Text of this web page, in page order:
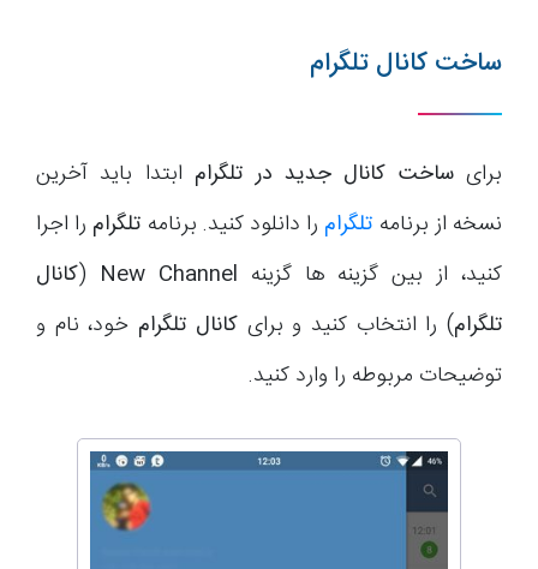
ساخت کانال تلگرام
برایساخت کانال جدید در تلگرام ابتدا باید آخرین
نسخه از برنامه تلگرام را دانلود کنید. برنامه تلگرام را اجرا
کنید، از بین گزینه ها گزینه New Channel
(کانال
تلگرام) را انتخاب کنید و برایکانال تلگرام خود، نام و
توضیحات مربوطه را وارد کنید.